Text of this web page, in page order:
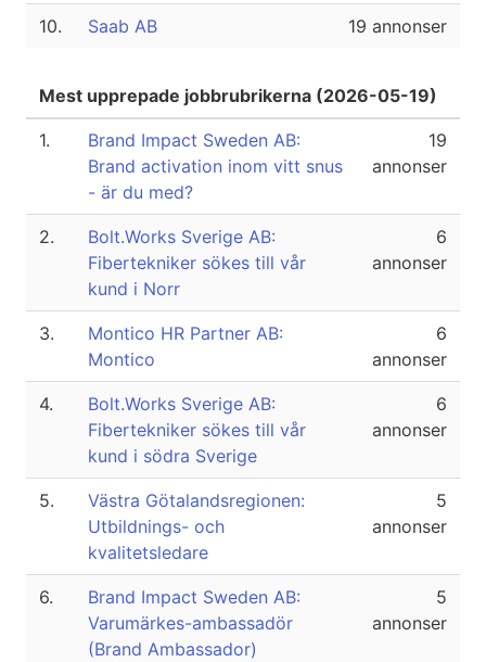
10. Saab AB 19 annonser
Mest upprepade jobbrubrikerna (2026-05-19)
1.
Brand Impact Sweden AB:
Brand activation inom vitt snus
- är du med?
19
annonser
2.
Bolt.Works Sverige AB:
Fibertekniker sökes till vår
kund i Norr
6
annonser
3.
Montico HR Partner AB:
Montico
6
annonser
4.
Bolt.Works Sverige AB:
Fibertekniker sökes till vår
kund i södra Sverige
6
annonser
5.
Västra Götalandsregionen:
Utbildnings- och
kvalitetsledare
5
annonser
6.
Brand Impact Sweden AB:
Varumärkes-ambassadör
(Brand Ambassador)
5
annonser